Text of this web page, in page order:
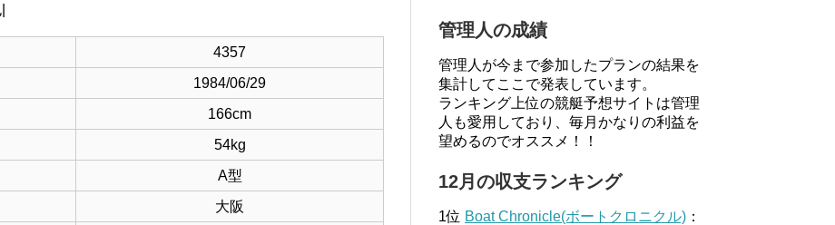
4357
1984/06/29
166cm
54kg
A型
大阪
管理人の成績
管理人が今まで参加したプランの結果を
集計してここで発表しています。
ランキング上位の競艇予想サイトは管理
人も愛用しており、毎月かなりの利益を
望めるのでオススメ！！
12月の収支ランキング
1位 Boat Chronicle(ボートクロニクル) ：